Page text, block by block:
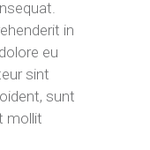
in
eu
sint
sunt
mollit